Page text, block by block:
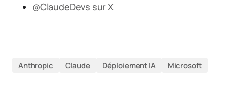
@ClaudeDevs sur X
Anthropic Claude Déploiement IA Microsoft